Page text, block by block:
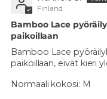
Finland
Bamboo Lace
paikoillaan
Bamboo Lace
paikoillaan, eivät kieri
Normaali kokosi: M